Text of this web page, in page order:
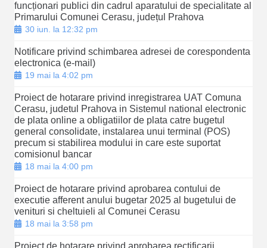
funcționari publici din cadrul aparatului de specialitate al
Primarului Comunei Cerasu, județul Prahova
30 iun. la 12:32 pm
Notificare privind schimbarea adresei de corespondenta
electronica (e-mail)
19 mai la 4:02 pm
Proiect de hotarare privind inregistrarea UAT Comuna
Cerasu, judetul Prahova in Sistemul national electronic
de plata online a obligatiilor de plata catre bugetul
general consolidate, instalarea unui terminal (POS)
precum si stabilirea modului in care este suportat
comisionul bancar
18 mai la 4:00 pm
Proiect de hotarare privind aprobarea contului de
executie afferent anului bugetar 2025 al bugetului de
venituri si cheltuieli al Comunei Cerasu
18 mai la 3:58 pm
Proiect de hotarare privind aprobarea rectificarii